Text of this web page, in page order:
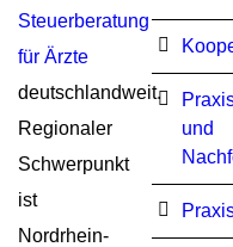
Steuerberatung
für Ärzte
deutschlandweit.
Regionaler
Schwerpunkt
ist
Nordrhein-
und